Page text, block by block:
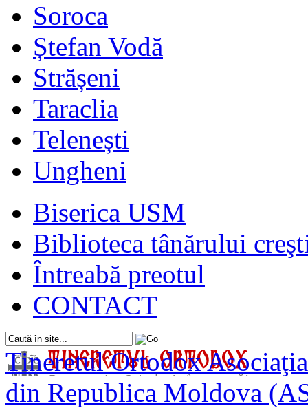
Soroca
Ștefan Vodă
Strășeni
Taraclia
Telenești
Ungheni
Biserica USM
Biblioteca tânărului
Întreabă preotul
CONTACT
Tineretul Ortodox
din Republica Moldova